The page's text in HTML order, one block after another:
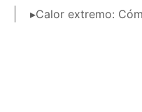
▸Calor extremo: